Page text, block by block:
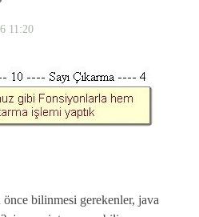
11:20
önce bilinmesi gerekenler, java